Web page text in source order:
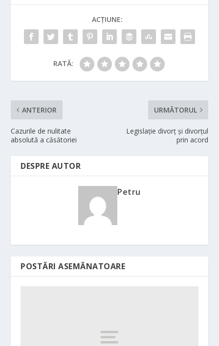
ACȚIUNE:
RATĂ:
ANTERIOR
Cazurile de nulitate
absolută a căsătoriei
URMĂTORUL
Legislaţie divorţ şi divorţul
prin acord
DESPRE AUTOR
Petru
POSTĂRI ASEMĂNATOARE